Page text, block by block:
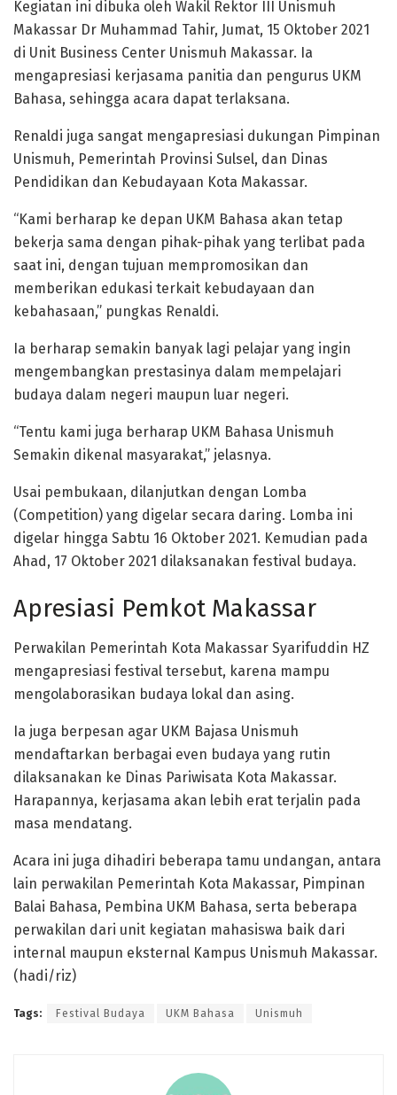
Kegiatan ini dibuka oleh Wakil Rektor III Unismuh
Makassar Dr Muhammad Tahir, Jumat, 15 Oktober 2021
di Unit Business Center Unismuh Makassar. Ia
mengapresiasi kerjasama panitia dan pengurus UKM
Bahasa, sehingga acara dapat terlaksana.
Renaldi juga sangat mengapresiasi dukungan Pimpinan
Unismuh, Pemerintah Provinsi Sulsel, dan Dinas
Pendidikan dan Kebudayaan Kota Makassar.
“Kami berharap ke depan UKM Bahasa akan tetap
bekerja sama dengan pihak-pihak yang terlibat pada
saat ini, dengan tujuan mempromosikan dan
memberikan edukasi terkait kebudayaan dan
kebahasaan,” pungkas Renaldi.
Ia berharap semakin banyak lagi pelajar yang ingin
mengembangkan prestasinya dalam mempelajari
budaya dalam negeri maupun luar negeri.
“Tentu kami juga berharap UKM Bahasa Unismuh
Semakin dikenal masyarakat,” jelasnya.
Usai pembukaan, dilanjutkan dengan Lomba
(Competition) yang digelar secara daring. Lomba ini
digelar hingga Sabtu 16 Oktober 2021. Kemudian pada
Ahad, 17 Oktober 2021 dilaksanakan festival budaya.
Apresiasi Pemkot Makassar
Perwakilan Pemerintah Kota Makassar Syarifuddin HZ
mengapresiasi festival tersebut, karena mampu
mengolaborasikan budaya lokal dan asing.
Ia juga berpesan agar UKM Bajasa Unismuh
mendaftarkan berbagai even budaya yang rutin
dilaksanakan ke Dinas Pariwisata Kota Makassar.
Harapannya, kerjasama akan lebih erat terjalin pada
masa mendatang.
Acara ini juga dihadiri beberapa tamu undangan, antara
lain perwakilan Pemerintah Kota Makassar, Pimpinan
Balai Bahasa, Pembina UKM Bahasa, serta beberapa
perwakilan dari unit kegiatan mahasiswa baik dari
internal maupun eksternal Kampus Unismuh Makassar.
(hadi/riz)
Tags: Festival Budaya UKM Bahasa Unismuh